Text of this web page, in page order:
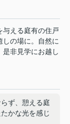
与える庭有の住戸
しの場に。自然に
非見学にお越し
ず、憩える庭
かな光を感じ